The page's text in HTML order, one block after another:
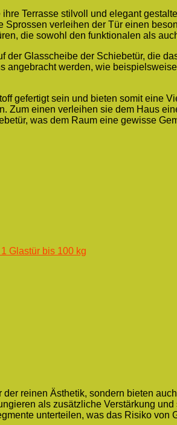
Terrasse stilvoll und elegant
verleihen der Tür einen
die sowohl den funktionalen als
Glasscheibe der Schiebetür, die
werden, wie
gefertigt sein und bieten somit eine
Zum einen verleihen sie dem Haus
was dem Raum eine gewisse
Glastür bis 100 kg
reinen Ästhetik, sondern bieten
als zusätzliche Verstärkung
unterteilen, was das Risiko von